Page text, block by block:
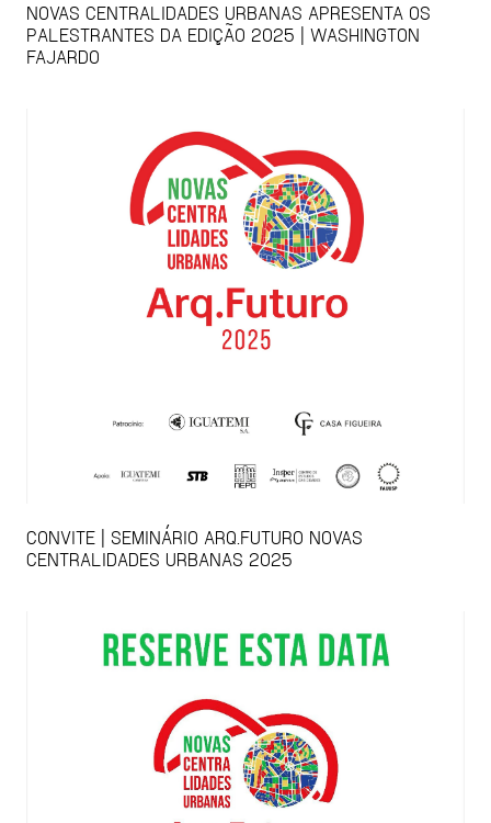
NOVAS CENTRALIDADES URBANAS APRESENTA OS
PALESTRANTES DA EDIÇÃO 2025 | WASHINGTON
FAJARDO
CONVITE | SEMINÁRIO ARQ.FUTURO NOVAS
CENTRALIDADES URBANAS 2025